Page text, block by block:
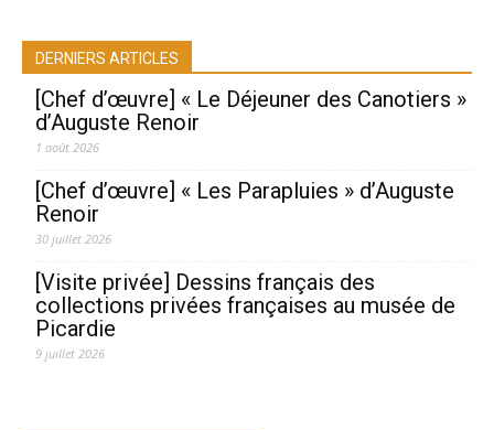
DERNIERS ARTICLES
[Chef d’œuvre] « Le Déjeuner des Canotiers »
d’Auguste Renoir
1 août 2026
[Chef d’œuvre] « Les Parapluies » d’Auguste
Renoir
30 juillet 2026
[Visite privée] Dessins français des
collections privées françaises au musée de
Picardie
9 juillet 2026